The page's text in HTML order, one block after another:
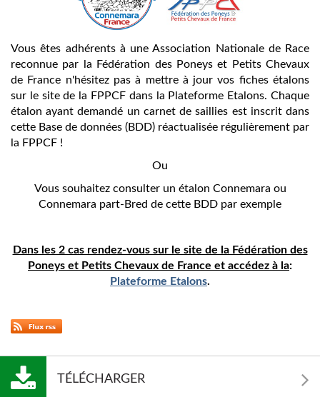
Vous êtes adhérents à une Association Nationale de Race
reconnue par la Fédération des Poneys et Petits Chevaux
de France n'hésitez pas à mettre à jour vos fiches étalons
sur le site de la FPPCF dans la Plateforme Etalons. Chaque
étalon ayant demandé un carnet de saillies est inscrit dans
cette Base de données (BDD) réactualisée régulièrement par
la FPPCF !
Ou
Vous souhaitez consulter un étalon Connemara ou
Connemara part-Bred de cette BDD par exemple
Dans les 2 cas rendez-vous sur le site de la Fédération des
Poneys et Petits Chevaux de France et accédez à la:
Plateforme Etalons.
TÉLÉCHARGER